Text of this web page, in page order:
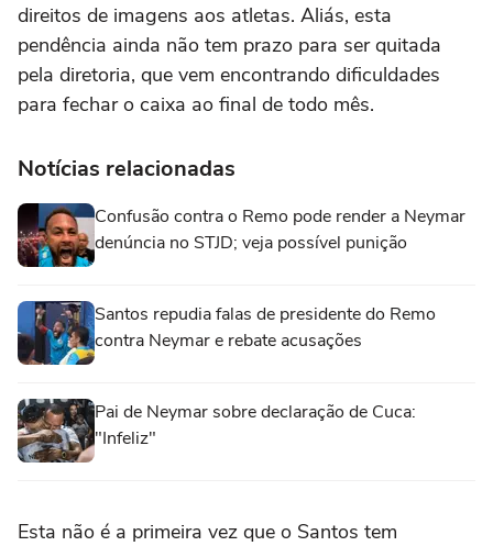
direitos de imagens aos atletas. Aliás, esta
pendência ainda não tem prazo para ser quitada
pela diretoria, que vem encontrando dificuldades
para fechar o caixa ao final de todo mês.
Notícias relacionadas
Confusão contra o Remo pode render a Neymar
denúncia no STJD; veja possível punição
Santos repudia falas de presidente do Remo
contra Neymar e rebate acusações
Pai de Neymar sobre declaração de Cuca:
"Infeliz"
Esta não é a primeira vez que o Santos tem